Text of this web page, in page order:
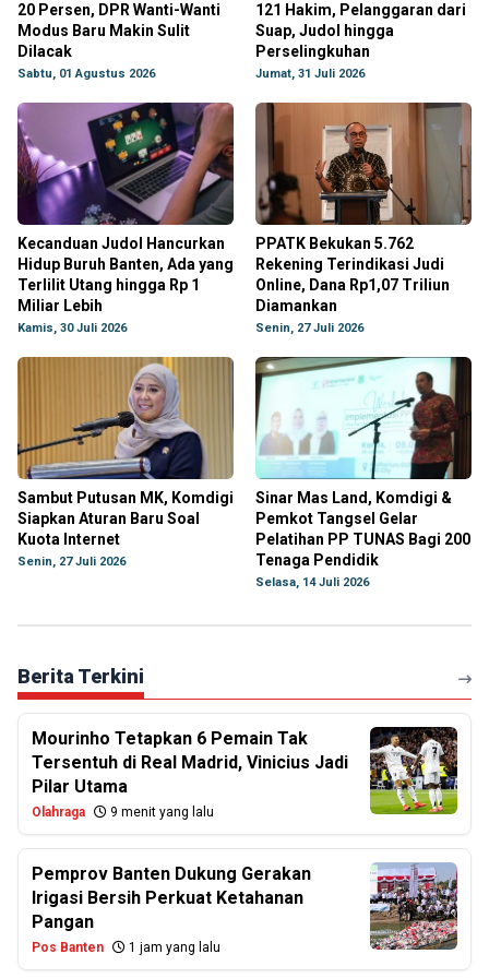
20 Persen, DPR Wanti-Wanti
Modus Baru Makin Sulit
Dilacak
Sabtu, 01 Agustus 2026
121 Hakim, Pelanggaran dari
Suap, Judol hingga
Perselingkuhan
Jumat, 31 Juli 2026
Kecanduan Judol Hancurkan
Hidup Buruh Banten, Ada yang
Terlilit Utang hingga Rp 1
Miliar Lebih
Kamis, 30 Juli 2026
PPATK Bekukan 5.762
Rekening Terindikasi Judi
Online, Dana Rp1,07 Triliun
Diamankan
Senin, 27 Juli 2026
Sambut Putusan MK, Komdigi
Siapkan Aturan Baru Soal
Kuota Internet
Senin, 27 Juli 2026
Sinar Mas Land, Komdigi &
Pemkot Tangsel Gelar
Pelatihan PP TUNAS Bagi 200
Tenaga Pendidik
Selasa, 14 Juli 2026
Berita Terkini
Mourinho Tetapkan 6 Pemain Tak
Tersentuh di Real Madrid, Vinicius Jadi
Pilar Utama
Olahraga 9 menit yang lalu
Pemprov Banten Dukung Gerakan
Irigasi Bersih Perkuat Ketahanan
Pangan
Pos Banten 1 jam yang lalu